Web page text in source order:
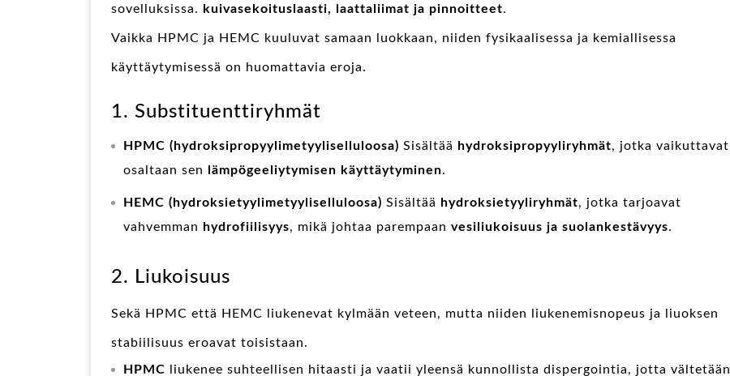
sovelluksissa. kuivasekoituslaasti, laattaliimat ja pinnoitteet.
Vaikka HPMC ja HEMC kuuluvat samaan luokkaan, niiden fysikaalisessa ja kemiallisessa
käyttäytymisessä on huomattavia eroja.
1. Substituenttiryhmät
HPMC (hydroksipropyylimetyyliselluloosa) Sisältää hydroksipropyyliryhmät, jotka vaikuttavat
osaltaan sen lämpögeeliytymisen käyttäytyminen.
HEMC (hydroksietyylimetyyliselluloosa) Sisältää hydroksietyyliryhmät, jotka tarjoavat
vahvemman hydrofiilisyys, mikä johtaa parempaan vesiliukoisuus ja suolankestävyys.
2. Liukoisuus
Sekä HPMC että HEMC liukenevat kylmään veteen, mutta niiden liukenemisnopeus ja liuoksen
stabiilisuus eroavat toisistaan.
HPMC liukenee suhteellisen hitaasti ja vaatii yleensä kunnollista dispergointia, jotta vältetään